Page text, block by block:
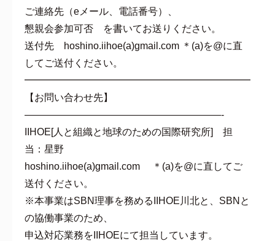
ご連絡先（eメール、電話番号）、
懇親会参加可否 を書いてお送りください。
送付先 hoshino.iihoe(a)gmail.com ＊(a)を@に直
してご送付ください。
【お問い合わせ先】
————————————————————-
IIHOE[人と組織と地球のための国際研究所] 担
当：星野
hoshino.iihoe(a)gmail.com ＊(a)を@に直してご
送付ください。
※本事業はSBN理事を務めるIIHOE川北と、SBNと
の協働事業のため、
申込対応業務をIIHOEにて担当しています。